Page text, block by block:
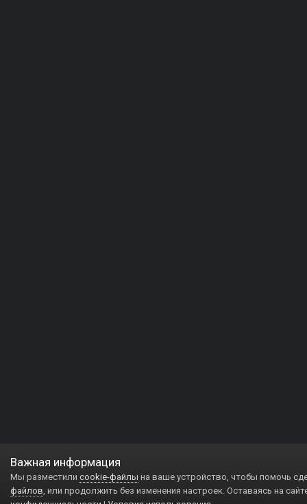
Важная информация
Мы разместили cookie-файлы на ваше устройство, чтобы помочь
файлов, или продолжить без изменения настроек. Оставаясь на